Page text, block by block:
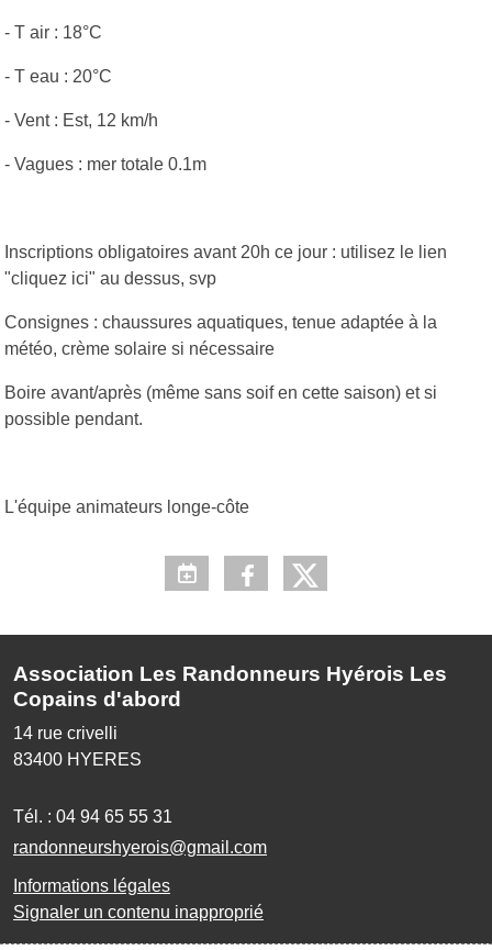
- T air : 18°C
- T eau : 20°C
- Vent : Est, 12 km/h
- Vagues : mer totale 0.1m
Inscriptions obligatoires avant 20h ce jour : utilisez le lien
"cliquez ici" au dessus, svp
Consignes : chaussures aquatiques, tenue adaptée à la
météo, crème solaire si nécessaire
Boire avant/après (même sans soif en cette saison) et si
possible pendant.
L'équipe animateurs longe-côte
Association Les Randonneurs Hyérois Les
Copains d'abord
14 rue crivelli
83400 HYERES
Tél. : 04 94 65 55 31
randonneurshyerois@gmail.com
Informations légales
Signaler un contenu inapproprié